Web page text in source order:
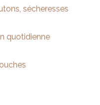
sécheresses
quotidienne